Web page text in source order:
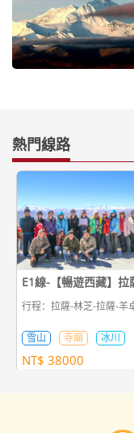
熱門線路
E1線-【暢遊西藏】
行程：拉薩-林芝-拉薩-羊
雪山 寺廟 冰川
NT$ 38000